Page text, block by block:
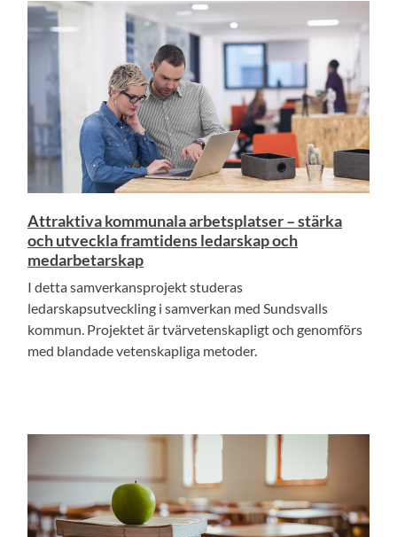
Attraktiva kommunala arbetsplatser – stärka
och utveckla framtidens ledarskap och
medarbetarskap
I detta samverkansprojekt studeras
ledarskapsutveckling i samverkan med Sundsvalls
kommun. Projektet är tvärvetenskapligt och genomförs
med blandade vetenskapliga metoder.